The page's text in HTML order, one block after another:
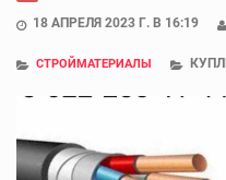
18 АПРЕЛЯ 2023 Г. В 16:19
СТРОЙМАТЕРИАЛЫ